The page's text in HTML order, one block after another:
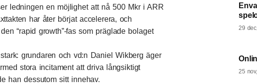
ledningen en möjlighet att nå 500 Mkr i ARR
har åter börjat accelerera, och
“rapid growth”-fas som präglade bolaget
grundaren och vd:n Daniel Wikberg äger
stora incitament att driva långsiktigt
han dessutom sitt innehav.
29
25